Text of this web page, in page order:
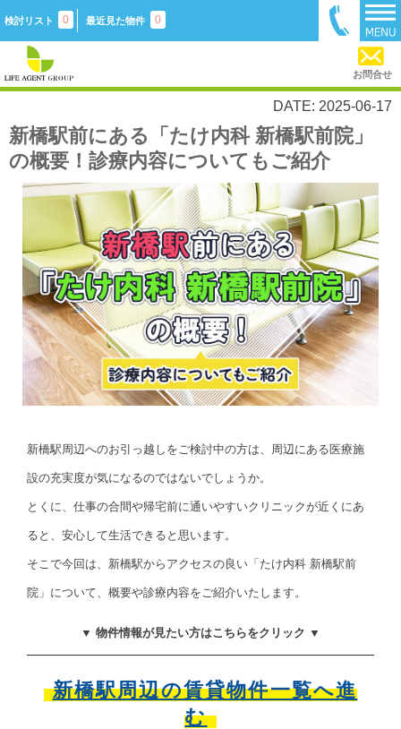
検討リスト 0 最近見た物件 0
お問合せ
DATE: 2025-06-17
新橋駅前にある「たけ内科 新橋駅前院」
の概要！診療内容についてもご紹介
新橋駅周辺へのお引っ越しをご検討中の方は、周辺にある医療施
設の充実度が気になるのではないでしょうか。
とくに、仕事の合間や帰宅前に通いやすいクリニックが近くにあ
ると、安心して生活できると思います。
そこで今回は、新橋駅からアクセスの良い「たけ内科 新橋駅前
院」について、概要や診療内容をご紹介いたします。
▼ 物件情報が見たい方はこちらをクリック ▼
新橋駅周辺の賃貸物件一覧へ進
む